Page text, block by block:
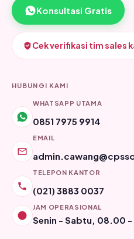
Konsultasi Gratis
Cek verifikasi tim sales
HUBUNGI KAMI
WHATSAPP UTAMA
0851 7975 9914
EMAIL
TELEPON KANTOR
(021) 3883 0037
JAM OPERASIONAL
Senin - Sabtu, 08.00 -